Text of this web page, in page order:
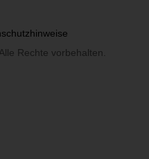
Rechte vorbehalten.